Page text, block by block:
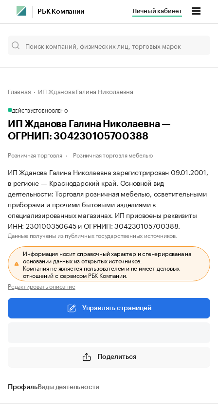
РБК Компании Личный кабинет
Главная ИП Жданова Галина Николаевна
ДЕЙСТВУЕТОБНОВЛЕНО
ИП Жданова Галина Николаевна —
ОГРНИП: 304230105700388
Розничная торговля Розничная торговля мебелью
ИП Жданова Галина Николаевна зарегистрирован 09.01.2001,
в регионе — Краснодарский край. Основной вид
деятельности: Торговля розничная мебелью, осветительными
приборами и прочими бытовыми изделиями в
специализированных магазинах. ИП присвоены реквизиты
ИНН: 230100350645 и ОГРНИП: 304230105700388.
Данные получены из публичных государственных источников.
Информация носит справочный характер и сгенерирована на
основании данных из открытых источников.
Компания не является пользователем и не имеет деловых
отношений с сервисом РБК Компании.
Редактировать описание
Управлять страницей
Поделиться
ПрофильВиды деятельности